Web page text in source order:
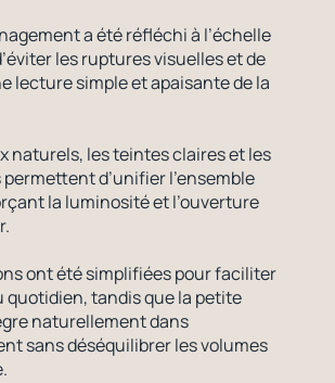
a été réfléchi à l’échelle
les ruptures visuelles et de
lecture simple et apaisante de la
naturels, les teintes claires et les
d’unifier l’ensemble
la luminosité et l’ouverture
ont été simplifiées pour faciliter
quotidien, tandis que la petite
naturellement dans
sans déséquilibrer les volumes